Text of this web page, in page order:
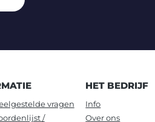
vragen
/
HET BEDRIJF
Info
Over ons